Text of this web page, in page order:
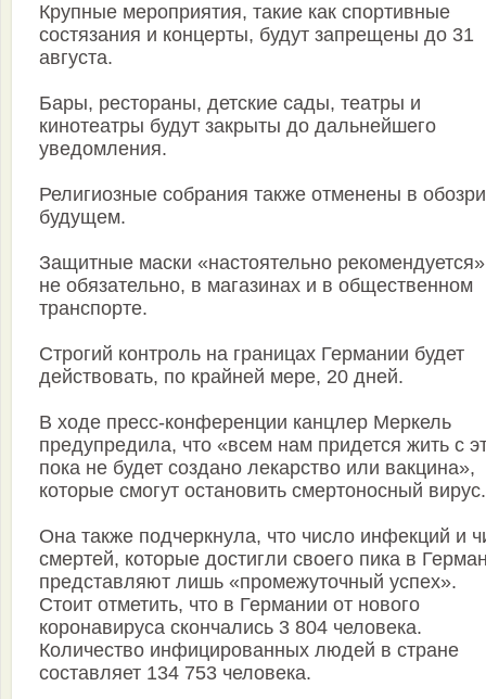
Крупные мероприятия, такие как спортивные
состязания и концерты, будут запрещены до 31
августа.
Бары, рестораны, детские сады, театры и
кинотеатры будут закрыты до дальнейшего
уведомления.
Религиозные собрания также отменены в
будущем.
Защитные маски «настоятельно
не обязательно, в магазинах и в общественном
транспорте.
Строгий контроль на границах Германии будет
действовать, по крайней мере, 20 дней.
В ходе пресс-конференции канцлер Меркель
предупредила, что «всем нам придется жить с
пока не будет создано лекарство или вакцина»,
которые смогут остановить смертоносный вирус.
Она также подчеркнула, что число инфекций и
смертей, которые достигли своего пика в
представляют лишь «промежуточный успех».
Стоит отметить, что в Германии от нового
коронавируса скончались 3 804 человека.
Количество инфицированных людей в стране
составляет 134 753 человека.